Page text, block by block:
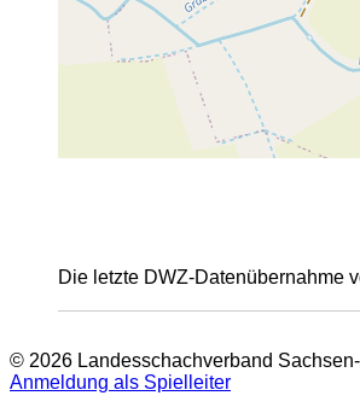
Die letzte DWZ-Datenübernahme
© 2026 Landesschachverband
Anmeldung als Spielleiter